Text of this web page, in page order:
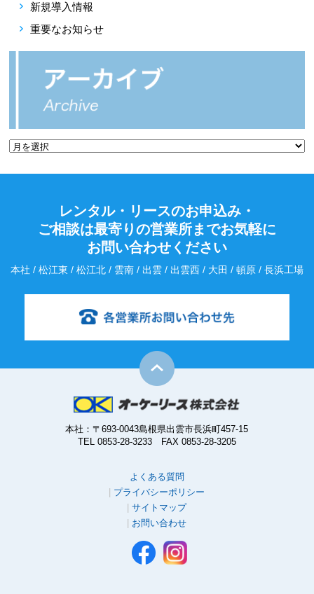
新規導入情報
重要なお知らせ
レンタル・リースのお申込み・
ご相談は最寄りの営業所までお気軽に
お問い合わせください
本社 / 松江東 / 松江北 / 雲南 / 出雲 / 出雲西 / 大田 / 頓原 / 長浜工場
本社：〒693-0043島根県出雲市長浜町457-15
TEL 0853-28-3233 FAX 0853-28-3205
よくある質問
プライバシーポリシー
サイトマップ
お問い合わせ